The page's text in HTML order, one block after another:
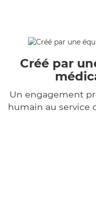
Créé par
Un engagement
humain au service